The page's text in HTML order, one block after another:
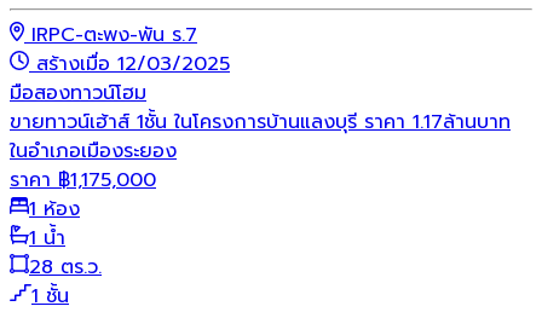
IRPC-ตะพง-พัน ร.7
สร้างเมื่อ 12/03/2025
มือสองทาวน์โฮม
ขายทาวน์เฮ้าส์ 1ชั้น ในโครงการบ้านแลงบุรี ราคา 1.17ล้านบาท
ในอำเภอเมืองระยอง
ราคา ฿1,175,000
1 ห้อง
1 น้ำ
28 ตร.ว.
1 ชั้น